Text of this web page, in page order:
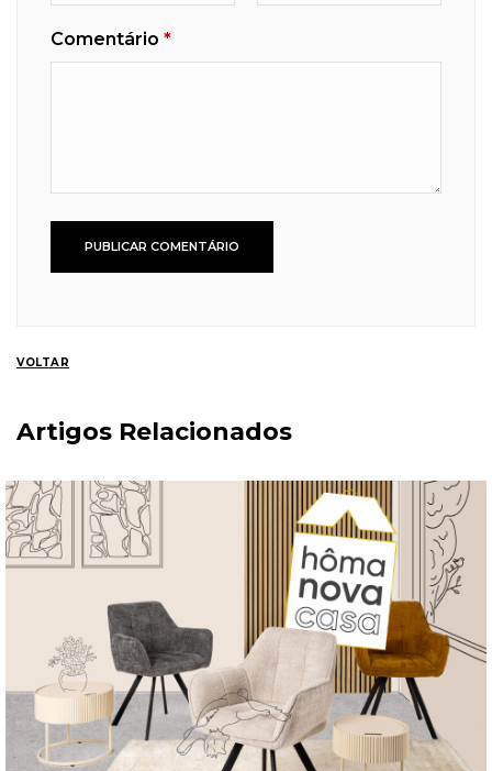
Comentário *
VOLTAR
Artigos Relacionados